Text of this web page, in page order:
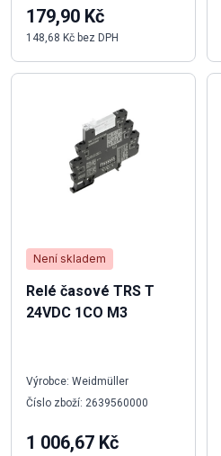
179,90 Kč
148,68 Kč bez DPH
Není skladem
Relé časové TRS T
24VDC 1CO M3
Výrobce: Weidmüller
Číslo zboží: 2639560000
1 006,67 Kč